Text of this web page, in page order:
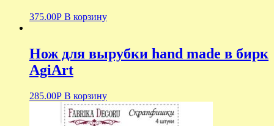
375.00Р В корзину
Нож для вырубки hand made в бирк
AgiArt
285.00Р В корзину